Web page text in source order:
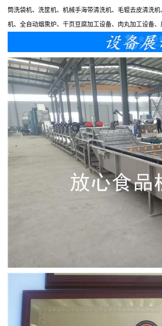
筒洗袋机、洗筐机、机械手海带清洗机、毛辊去皮清洗
机、全自动烟熏炉、千页豆腐加工设备、肉丸加工设备